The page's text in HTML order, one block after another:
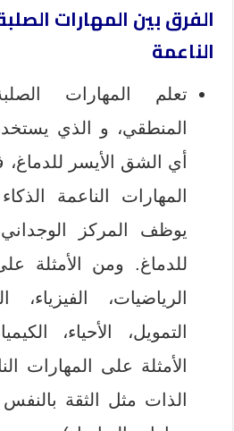
الفرق بين المهارات
الناعمة
تعلم المهارات
المنطقي، و الذي
أي الشق الأيسر
المهارات الناعمة
يوظف المركز
للدماغ. ومن الأمثلة
الرياضيات، الفيزياء،
التمويل، الأحياء،
الأمثلة على المهارات
الذات مثل الثقة